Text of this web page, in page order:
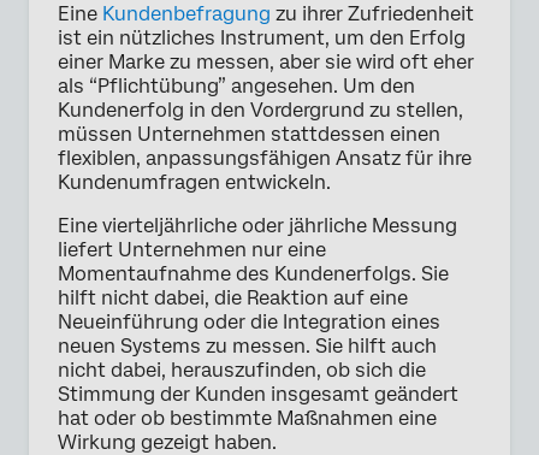
Eine Kundenbefragung zu ihrer Zufriedenheit
ist ein nützliches Instrument, um den Erfolg
einer Marke zu messen, aber sie wird oft eher
als “Pflichtübung” angesehen. Um den
Kundenerfolg in den Vordergrund zu stellen,
müssen Unternehmen stattdessen einen
flexiblen, anpassungsfähigen Ansatz für ihre
Kundenumfragen entwickeln.
Eine vierteljährliche oder jährliche Messung
liefert Unternehmen nur eine
Momentaufnahme des Kundenerfolgs. Sie
hilft nicht dabei, die Reaktion auf eine
Neueinführung oder die Integration eines
neuen Systems zu messen. Sie hilft auch
nicht dabei, herauszufinden, ob sich die
Stimmung der Kunden insgesamt geändert
hat oder ob bestimmte Maßnahmen eine
Wirkung gezeigt haben.